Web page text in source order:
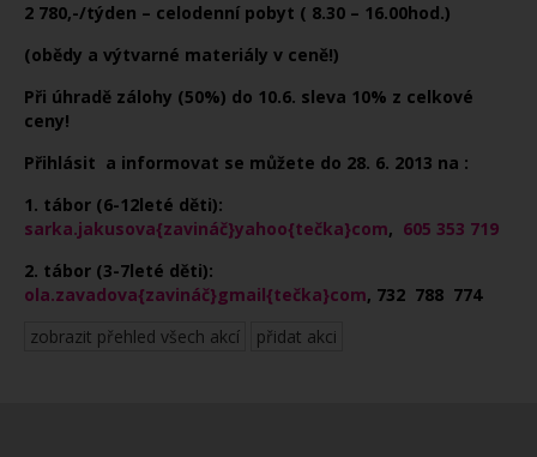
2 780,-/týden – celodenní pobyt ( 8.30 – 16.00hod.)
(obědy a výtvarné materiály v ceně!)
Při úhradě zálohy (50%) do 10.6. sleva 10% z celkové
ceny!
Přihlásit a informovat se můžete do 28. 6. 2013 na :
1. tábor (6-12leté děti):
sarka.jakusova{zavináč}yahoo{tečka}com, 605 353 719
2. tábor (3-7leté děti):
ola.zavadova{zavináč}gmail{tečka}com, 732 788 774
zobrazit přehled všech akcí
přidat akci